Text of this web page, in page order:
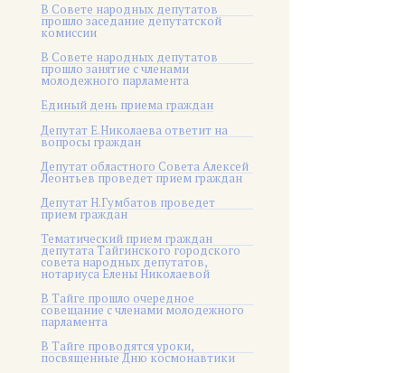
В Совете народных депутатов
прошло заседание депутатской
комиссии
В Совете народных депутатов
прошло занятие с членами
молодежного парламента
Единый день приема граждан
Депутат Е.Николаева ответит на
вопросы граждан
Депутат областного Совета Алексей
Леонтьев проведет прием граждан
Депутат Н.Гумбатов проведет
прием граждан
Тематический прием граждан
депутата Тайгинского городского
совета народных депутатов,
нотариуса Елены Николаевой
В Тайге прошло очередное
совещание с членами молодежного
парламента
В Тайге проводятся уроки,
посвященные Дню космонавтики